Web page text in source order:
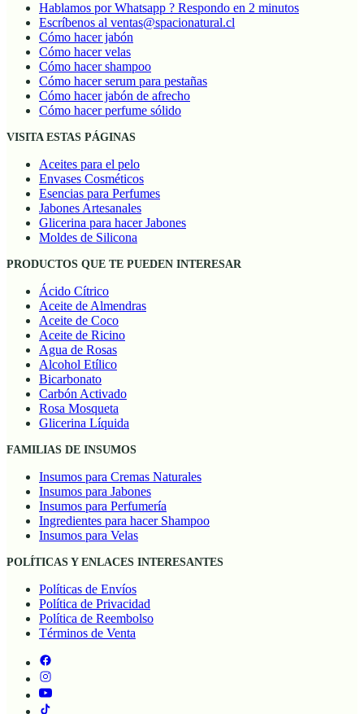
Hablamos por Whatsapp ? Respondo en 2 minutos
Escríbenos al ventas@spacionatural.cl
Cómo hacer jabón
Cómo hacer velas
Cómo hacer shampoo
Cómo hacer serum para pestañas
Cómo hacer jabón de afrecho
Cómo hacer perfume sólido
VISITA ESTAS PÁGINAS
Aceites para el pelo
Envases Cosméticos
Esencias para Perfumes
Jabones Artesanales
Glicerina para hacer Jabones
Moldes de Silicona
PRODUCTOS QUE TE PUEDEN INTERESAR
Ácido Cítrico
Aceite de Almendras
Aceite de Coco
Aceite de Ricino
Agua de Rosas
Alcohol Etílico
Bicarbonato
Carbón Activado
Rosa Mosqueta
Glicerina Líquida
FAMILIAS DE INSUMOS
Insumos para Cremas Naturales
Insumos para Jabones
Insumos para Perfumería
Ingredientes para hacer Shampoo
Insumos para Velas
POLÍTICAS Y ENLACES INTERESANTES
Políticas de Envíos
Política de Privacidad
Política de Reembolso
Términos de Venta